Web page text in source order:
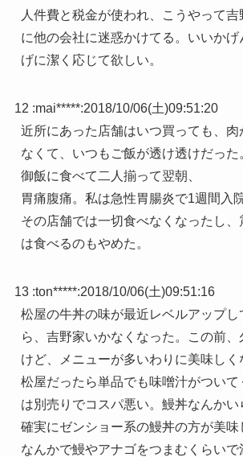
人件費と税金が使われ、こうやって吉
に他の会社に迷惑かけてる。いいか
げに潔く応じて欲しい。
12 :mai*****:2018/10/06(土)09:51:20
近所にあった店舗はいつ買っても、肉
なくて、いつもご飯が透け透けだっ
御飯に食べて二人揃って翌朝、
胃痛腹痛。私は急性胃腸炎で1週間入
その店舗では一切食べなくなったし
は食べるのもやめた。
13 :ton*****:2018/10/06(土)09:51:16
松屋の牛丼の味が最近レベルアップ
ら、吉野家いかなくなった。この前、
けど、メニューが多いわりに美味しく
松屋だったら単品でも味噌汁がついて
は別売りでコスパ悪い。鰻丼なんかい
確実にゼンショー系の鰻丼の方が美味
なんかで鰻やアナゴをつまむくらい